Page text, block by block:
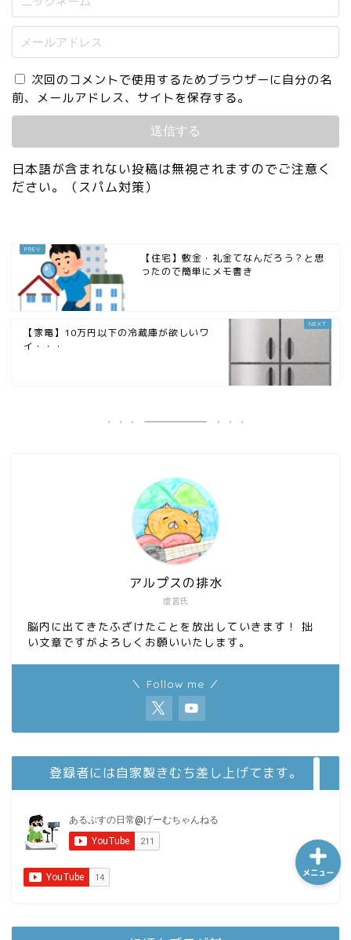
次回のコメントで使用するためブラウザーに自分の名
前、メールアドレス、サイトを保存する。
日本語が含まれない投稿は無視されますのでご注意く
ださい。（スパム対策）
【住宅】敷金・礼金てなんだろう？と思
ったので簡単にメモ書き
【家電】10万円以下の冷蔵庫が欲しいワ
イ・・・
虚言氏
アルプスの排水
脳内に出てきたふざけたことを放出していきます！ 拙
い文章ですがよろしくお願いいたします。
＼ Follow me ／
登録者には自家製きむち差し上げてます。
メニュー
シーケンス制御